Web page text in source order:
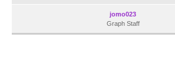
jomo023
Graph Staff